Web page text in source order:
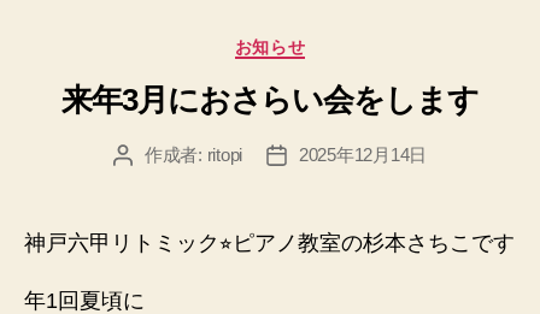
カ
ゴ
リ
ー
お知らせ
来年3月におさらい会をします
投 作成者: ritopi
投 2025年12月14日
神戸六甲リトミック⭐︎ピアノ教室の杉本さちこです
年1回夏頃に